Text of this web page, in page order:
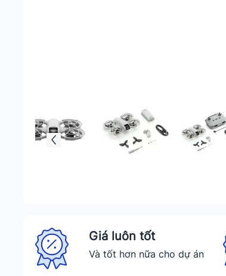
Giá luôn tốt
Và tốt hơn nữa cho dự án